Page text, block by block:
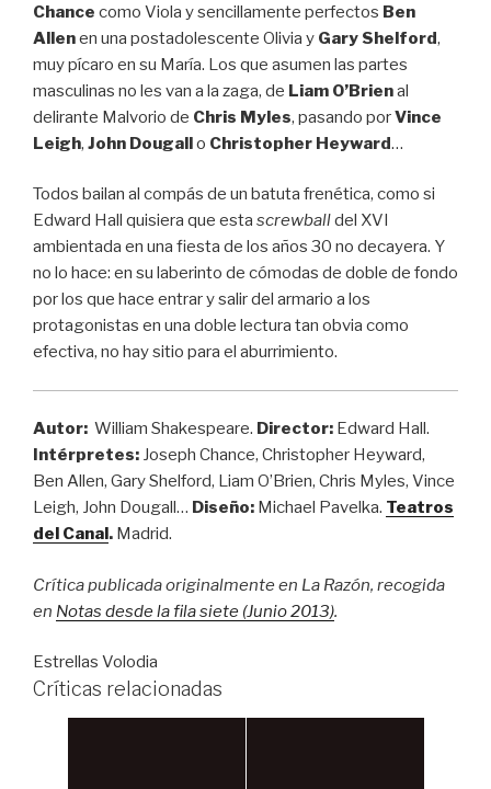
Chance como Viola y sencillamente perfectos Ben
Allenen una postadolescente Olivia y Gary Shelford,
muy pícaro en su María. Los que asumen las partes
masculinas no les van a la zaga, de Liam O’Brienal
delirante Malvorio de Chris Myles, pasando porVince
Leigh, John Dougallo Christopher Heyward…
Todos bailan al compás de un batuta frenética, como si
Edward Hall quisiera que esta screwballdel XVI
ambientada en una fiesta de los años 30 no decayera. Y
no lo hace: en su laberinto de cómodas de doble de fondo
por los que hace entrar y salir del armario a los
protagonistas en una doble lectura tan obvia como
efectiva, no hay sitio para el aburrimiento.
Autor: William Shakespeare. Director: Edward Hall.
Intérpretes: Joseph Chance, Christopher Heyward,
Ben Allen, Gary Shelford, Liam O’Brien, Chris Myles, Vince
Leigh, John Dougall… Diseño: Michael Pavelka. Teatros
del Canal. Madrid.
Crítica publicada originalmente en La Razón, recogida
en Notas desde la fila siete (Junio 2013).
Estrellas Volodia
Críticas relacionadas